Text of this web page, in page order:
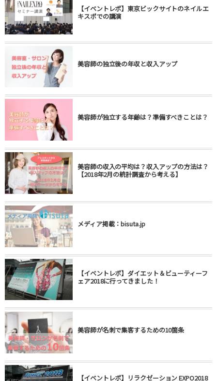
【イベントレポ】東京ビックサイトのネイルエ
キスポでの講演
美容師の独立後の年収と収入アップ
美容師が独立する年齢は？準備すべきことは？
美容師の収入の平均は？収入アップの方法は？
【2018年2月の統計調査から考える】
メディア掲載：bisuta.jp
【イベントレポ】ダイエット＆ビューティーフ
ェア2018に行ってきました！
美容師が名刺で集客するための10箇条
【イベントレポ】リラクゼーション EXPO2018